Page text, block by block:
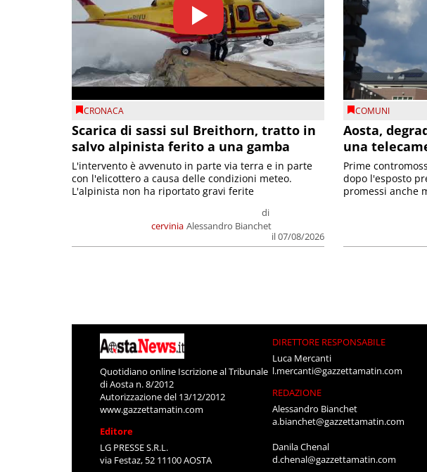
CRONACA
Scarica di sassi sul Breithorn, tratto in
salvo alpinista ferito a una gamba
cervinia
di
Alessandro Bianchet
il 07/08/2026
L'intervento è avvenuto in parte via terra e in parte
con l'elicottero a causa delle condizioni meteo.
L'alpinista non ha riportato gravi ferite
COMUNI
Aosta,
una
Prime
dopo l'esposto
promessi anche
Quotidiano online Iscrizione al Tribunale
di Aosta n. 8/2012
Autorizzazione del 13/12/2012
www.gazzettamatin.com
Editore
LG PRESSE S.R.L.
via Festaz, 52 11100 AOSTA
DIRETTORE RESPONSABILE
Luca Mercanti
l.mercanti@gazzettamatin.com
REDAZIONE
Alessandro Bianchet
a.bianchet@gazzettamatin.com
Danila Chenal
d.chenal@gazzettamatin.com